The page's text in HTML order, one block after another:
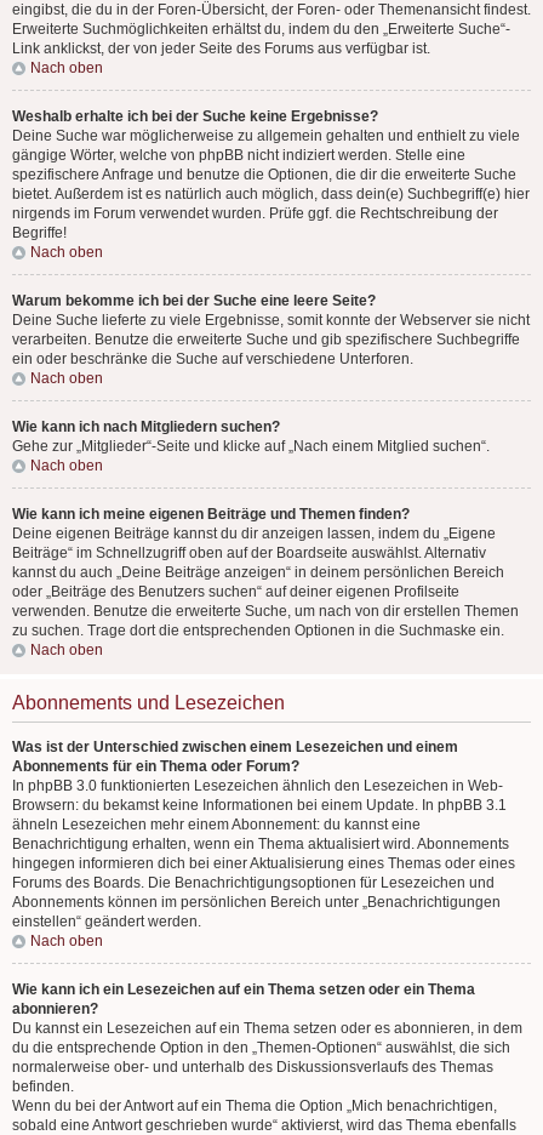
eingibst, die du in der Foren-Übersicht, der Foren- oder Themenansicht findest.
Erweiterte Suchmöglichkeiten erhältst du, indem du den „Erweiterte Suche“-
Link anklickst, der von jeder Seite des Forums aus verfügbar ist.
Nach oben
Weshalb erhalte ich bei der Suche keine Ergebnisse?
Deine Suche war möglicherweise zu allgemein gehalten und enthielt zu viele
gängige Wörter, welche von phpBB nicht indiziert werden. Stelle eine
spezifischere Anfrage und benutze die Optionen, die dir die erweiterte Suche
bietet. Außerdem ist es natürlich auch möglich, dass dein(e) Suchbegriff(e) hier
nirgends im Forum verwendet wurden. Prüfe ggf. die Rechtschreibung der
Begriffe!
Nach oben
Warum bekomme ich bei der Suche eine leere Seite?
Deine Suche lieferte zu viele Ergebnisse, somit konnte der Webserver sie nicht
verarbeiten. Benutze die erweiterte Suche und gib spezifischere Suchbegriffe
ein oder beschränke die Suche auf verschiedene Unterforen.
Nach oben
Wie kann ich nach Mitgliedern suchen?
Gehe zur „Mitglieder“-Seite und klicke auf „Nach einem Mitglied suchen“.
Nach oben
Wie kann ich meine eigenen Beiträge und Themen finden?
Deine eigenen Beiträge kannst du dir anzeigen lassen, indem du „Eigene
Beiträge“ im Schnellzugriff oben auf der Boardseite auswählst. Alternativ
kannst du auch „Deine Beiträge anzeigen“ in deinem persönlichen Bereich
oder „Beiträge des Benutzers suchen“ auf deiner eigenen Profilseite
verwenden. Benutze die erweiterte Suche, um nach von dir erstellen Themen
zu suchen. Trage dort die entsprechenden Optionen in die Suchmaske ein.
Nach oben
Abonnements und Lesezeichen
Was ist der Unterschied zwischen einem Lesezeichen und einem
Abonnements für ein Thema oder Forum?
In phpBB 3.0 funktionierten Lesezeichen ähnlich den Lesezeichen in Web-
Browsern: du bekamst keine Informationen bei einem Update. In phpBB 3.1
ähneln Lesezeichen mehr einem Abonnement: du kannst eine
Benachrichtigung erhalten, wenn ein Thema aktualisiert wird. Abonnements
hingegen informieren dich bei einer Aktualisierung eines Themas oder eines
Forums des Boards. Die Benachrichtigungsoptionen für Lesezeichen und
Abonnements können im persönlichen Bereich unter „Benachrichtigungen
einstellen“ geändert werden.
Nach oben
Wie kann ich ein Lesezeichen auf ein Thema setzen oder ein Thema
abonnieren?
Du kannst ein Lesezeichen auf ein Thema setzen oder es abonnieren, in dem
du die entsprechende Option in den „Themen-Optionen“ auswählst, die sich
normalerweise ober- und unterhalb des Diskussionsverlaufs des Themas
befinden.
Wenn du bei der Antwort auf ein Thema die Option „Mich benachrichtigen,
sobald eine Antwort geschrieben wurde“ aktivierst, wird das Thema ebenfalls